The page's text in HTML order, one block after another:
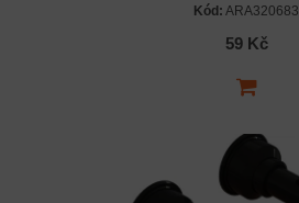
Kód: ARA320683
59 Kč